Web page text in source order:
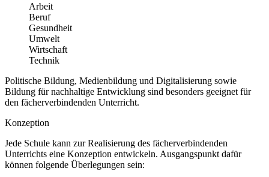
Arbeit
Beruf
Gesundheit
Umwelt
Wirtschaft
Technik
Politische Bildung, Medienbildung und Digitalisierung sowie
Bildung für nachhaltige Entwicklung sind besonders geeignet für
den fächerverbindenden Unterricht.
Konzeption
Jede Schule kann zur Realisierung des fächerverbindenden
Unterrichts eine Konzeption entwickeln. Ausgangspunkt dafür
können folgende Überlegungen sein: